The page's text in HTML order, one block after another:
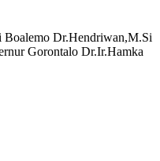
Dr.Hendriwan,M.Si
Gorontalo Dr.Ir.Hamka